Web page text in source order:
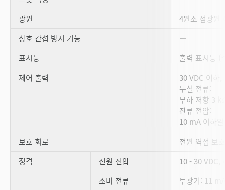
광원
4원소 점광원
상호 간섭 방지 기능
―
표시등
출력 표시등 (
제어 출력
30 VDC 이하
누설 전류:
부하 저항 3
잔류 전압:
10 mA 이하
보호 회로
전원 역접 보
정격
전원 전압
10 - 30 VDC,
소비 전류
투광기: 11